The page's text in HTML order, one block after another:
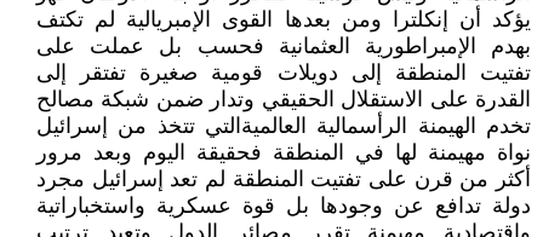
يؤكد أن إنكلترا ومن بعدها القوى الإمبريالية لم تكتف
بهدم الإمبراطورية العثمانية فحسب بل عملت على
تفتيت المنطقة إلى دويلات قومية صغيرة تفتقر إلى
القدرة على الاستقلال الحقيقي وتدار ضمن شبكة مصالح
تخدم الهيمنة الرأسمالية العالميةالتي تتخذ من إسرائيل
نواة مهيمنة لها في المنطقة فحقيقة اليوم وبعد مرور
أكثر من قرن على تفتيت المنطقة لم تعد إسرائيل مجرد
دولة تدافع عن وجودها بل قوة عسكرية واستخباراتية